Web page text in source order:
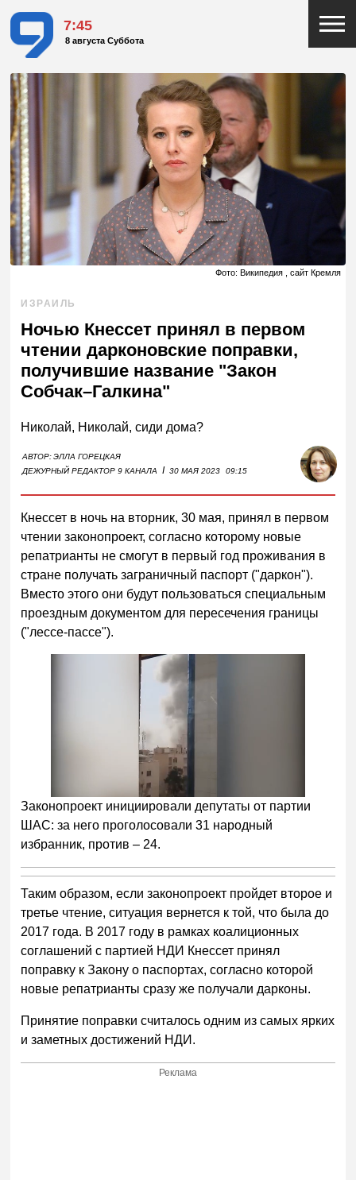
7:45
8 августа Суббота
Фото: Википедия , сайт Кремля
ИЗРАИЛЬ
Ночью Кнессет принял в первом
чтении дарконовские поправки,
получившие название "Закон
Собчак–Галкина"
Николай, Николай, сиди дома?
АВТОР:ЭЛЛА ГОРЕЦКАЯ
ДЕЖУРНЫЙ РЕДАКТОР 9 КАНАЛА
I 30 МАЯ 2023 09:15
Кнессет в ночь на вторник, 30 мая, принял в первом
чтении законопроект, согласно которому новые
репатрианты не смогут в первый год проживания в
стране получать заграничный паспорт ("даркон").
Вместо этого они будут пользоваться специальным
проездным документом для пересечения границы
("лессе-пассе").
Законопроект инициировали депутаты от партии
ШАС: за него проголосовали 31 народный
избранник, против – 24.
Таким образом, если законопроект пройдет второе и
третье чтение, ситуация вернется к той, что была до
2017 года. В 2017 году в рамках коалиционных
соглашений с партией НДИ Кнессет принял
поправку к Закону о паспортах, согласно которой
новые репатрианты сразу же получали дарконы.
Принятие поправки считалось одним из самых ярких
и заметных достижений НДИ.
Реклама